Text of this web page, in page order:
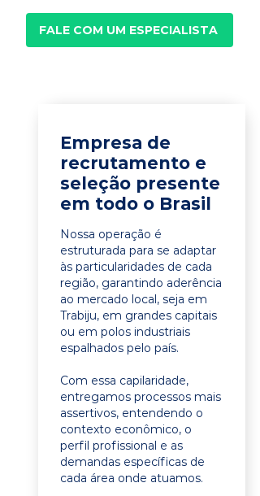
FALE COM UM ESPECIALISTA
Empresa de
recrutamento e
seleção presente
em todo o Brasil
Nossa operação é
estruturada para se adaptar
às particularidades de cada
região, garantindo aderência
ao mercado local, seja em
Trabiju, em grandes capitais
ou em polos industriais
espalhados pelo país.
Com essa capilaridade,
entregamos processos mais
assertivos, entendendo o
contexto econômico, o
perfil profissional e as
demandas específicas de
cada área onde atuamos.